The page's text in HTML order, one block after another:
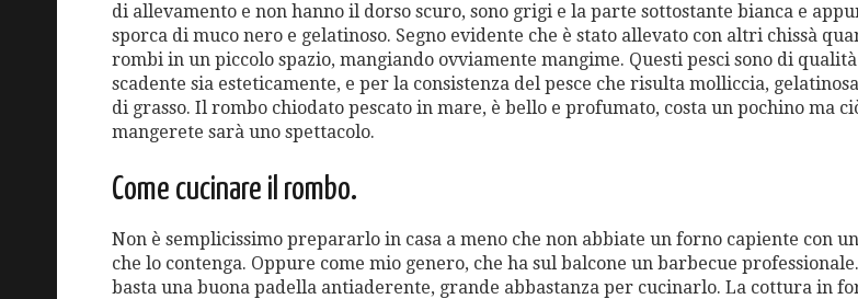
di allevamento e non hanno il dorso scuro, sono grigi e la parte sottostante bianca e
sporca di muco nero e gelatinoso. Segno evidente che è stato allevato con altri chissà
rombi in un piccolo spazio, mangiando ovviamente mangime. Questi pesci sono di qualità
scadente sia esteticamente, e per la consistenza del pesce che risulta molliccia,
di grasso. Il rombo chiodato pescato in mare, è bello e profumato, costa un pochino ma
mangerete sarà uno spettacolo.
Come cucinare il rombo.
Non è semplicissimo prepararlo in casa a meno che non abbiate un forno capiente con
che lo contenga. Oppure come mio genero, che ha sul balcone un barbecue
basta una buona padella antiaderente, grande abbastanza per cucinarlo. La cottura in